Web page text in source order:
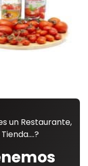
un Restaurante,